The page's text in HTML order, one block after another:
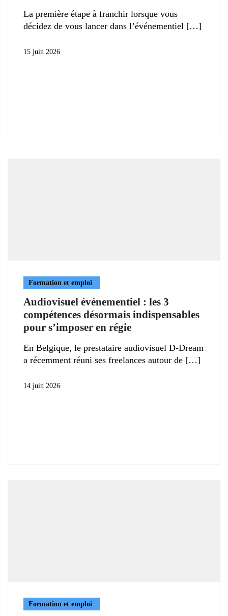
La première étape à franchir lorsque vous
décidez de vous lancer dans l’événementiel
15 juin 2026
Formation et emploi
Audiovisuel événementiel : les 3
compétences désormais indispensables
pour s’imposer en régie
En Belgique, le prestataire audiovisuel D-Dream
a récemment réuni ses freelances autour de
14 juin 2026
Formation et emploi